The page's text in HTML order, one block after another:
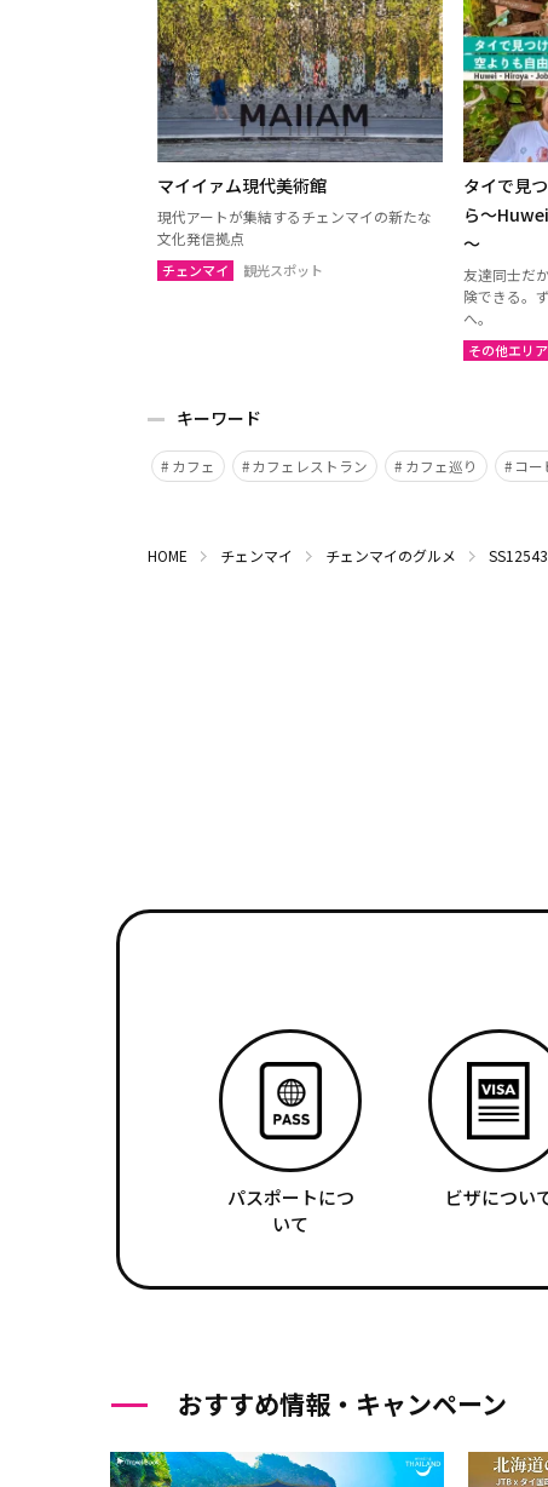
マイイァム現代美術館
現代アートが集結するチェンマイの新たな
文化発信拠点
チェンマイ 観光スポット
タイで見
ら～
～
友達同士だ
険できる。
へ。
その他エリア
キーワード
カフェ カフェレストラン カフェ巡り コー
HOME チェンマイ チェンマイのグルメ
パスポートにつ
いて
ビザについ
おすすめ情報・キャンペーン